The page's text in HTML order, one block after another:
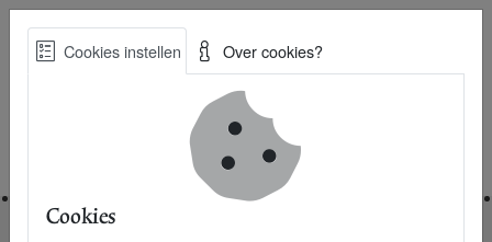
Skip
Best Practices voor een duurzame toekomst
Cookies instellen Over cookies?
Cookies